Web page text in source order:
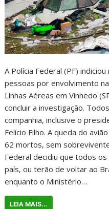
A Polícia Federal (PF)
pessoas por envolvimento
Linhas Aéreas em Vinhedo
concluir a investigação.
companhia, inclusive o
Felício Filho. A queda do
62 mortos, sem
Federal decidiu que todos
país, ou terão de voltar ao
enquanto o Ministério…
LEIA MAIS...